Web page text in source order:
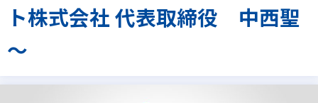
ト株式会社 代表取締役 中西聖
～